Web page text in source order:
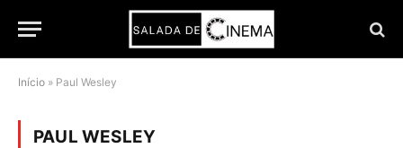
Início » Paul Wesley
PAUL WESLEY